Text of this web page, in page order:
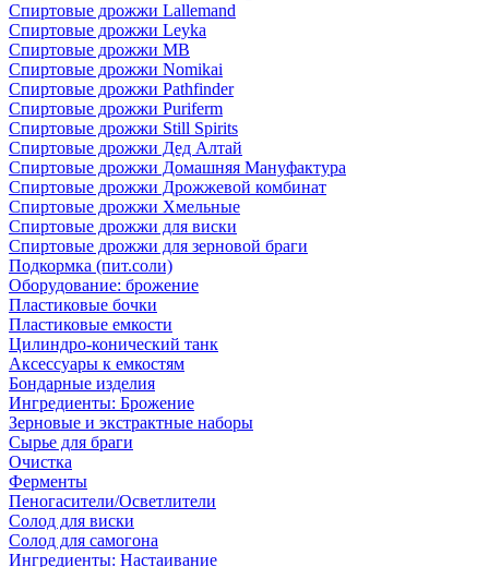
Спиртовые дрожжи Lallemand
Спиртовые дрожжи Leyka
Спиртовые дрожжи MB
Спиртовые дрожжи Nomikai
Спиртовые дрожжи Pathfinder
Спиртовые дрожжи Puriferm
Спиртовые дрожжи Still Spirits
Спиртовые дрожжи Дед Алтай
Спиртовые дрожжи Домашняя Мануфактура
Спиртовые дрожжи Дрожжевой комбинат
Спиртовые дрожжи Хмельные
Спиртовые дрожжи для виски
Спиртовые дрожжи для зерновой браги
Подкормка (пит.соли)
Оборудование: брожение
Пластиковые бочки
Пластиковые емкости
Цилиндро-конический танк
Аксессуары к емкостям
Бондарные изделия
Ингредиенты: Брожение
Зерновые и экстрактные наборы
Сырье для браги
Очистка
Ферменты
Пеногасители/Осветлители
Солод для виски
Солод для самогона
Ингредиенты: Настаивание